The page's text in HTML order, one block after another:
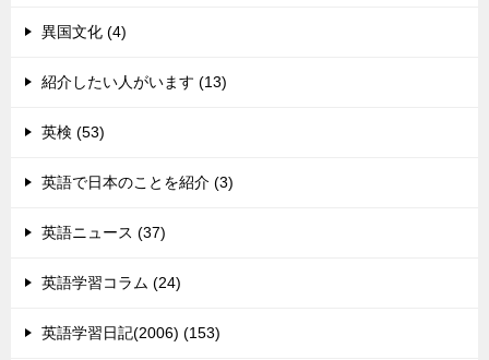
異国文化 (4)
紹介したい人がいます (13)
英検 (53)
英語で日本のことを紹介 (3)
英語ニュース (37)
英語学習コラム (24)
英語学習日記(2006) (153)